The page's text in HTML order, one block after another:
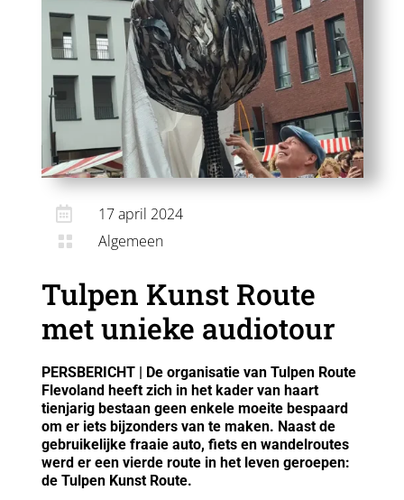
 17 april 2024
 Algemeen
Tulpen Kunst Route
met unieke audiotour
PERSBERICHT | De organisatie van Tulpen Route
Flevoland heeft zich in het kader van haart
tienjarig bestaan geen enkele moeite bespaard
om er iets bijzonders van te maken. Naast de
gebruikelijke fraaie auto, fiets en wandelroutes
werd er een vierde route in het leven geroepen:
de Tulpen Kunst Route.